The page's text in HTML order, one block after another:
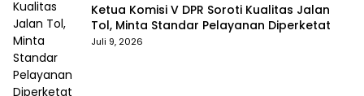
Ketua Komisi V DPR Soroti Kualitas Jalan
Tol, Minta Standar Pelayanan Diperketat
Juli 9, 2026